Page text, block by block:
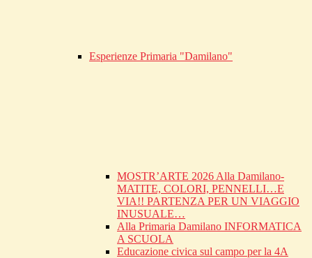
Esperienze Primaria "Damilano"
MOSTR’ARTE 2026 Alla Damilano-
MATITE, COLORI, PENNELLI…E
VIA!! PARTENZA PER UN VIAGGIO
INUSUALE…
Alla Primaria Damilano INFORMATICA
A SCUOLA
Educazione civica sul campo per la 4A